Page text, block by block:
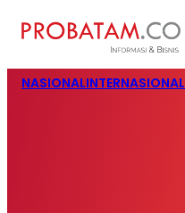
NASIONALINTERNASIONAL